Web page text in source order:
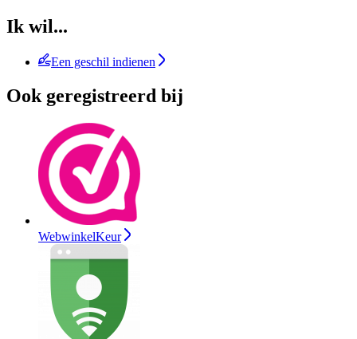
Ik wil...
Een geschil indienen
Ook geregistreerd bij
WebwinkelKeur